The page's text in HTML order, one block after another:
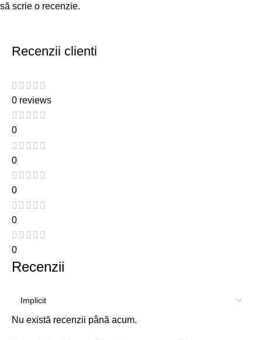
să scrie o recenzie.
Recenzii clienti
0 reviews
0
0
0
0
0
Recenzii
Nu există recenzii până acum.